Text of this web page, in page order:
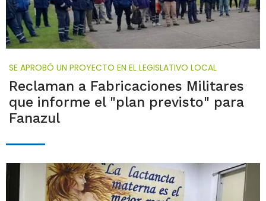
SE APROBÓ UN PROYECTO EN EL LEGISLATIVO LOCAL
Reclaman a Fabricaciones Militares
que informe el "plan previsto" para
Fanazul